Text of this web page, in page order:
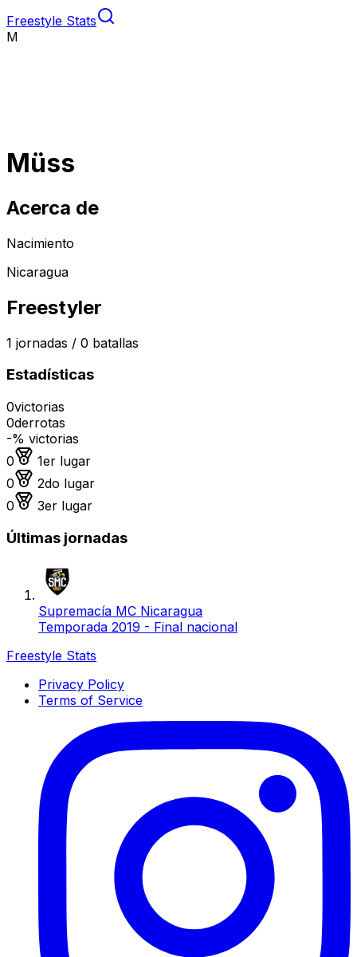
Freestyle Stats
M
Müss
Acerca de
Nacimiento
Nicaragua
Freestyler
1 jornadas / 0 batallas
Estadísticas
0victorias
0derrotas
-% victorias
0
Medalla de oro
1er lugar
0
Medalla de plata
2do lugar
0
Medalla de bronce
3er lugar
Últimas jornadas
Supremacía MC Nicaragua
Temporada 2019 - Final nacional
Freestyle Stats
Privacy Policy
Terms of Service